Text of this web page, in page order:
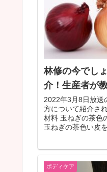
林修の今でし
介！生産者が
2022年3月8日放送
方について紹介さ
材料 玉ねぎの茶色
玉ねぎの茶色い皮
ボディケア